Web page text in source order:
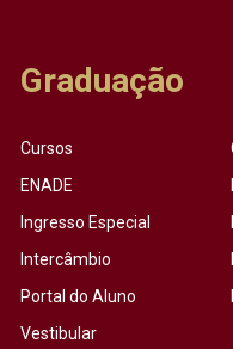
Graduação
Cursos
ENADE
Ingresso Especial
Intercâmbio
Portal do Aluno
Vestibular